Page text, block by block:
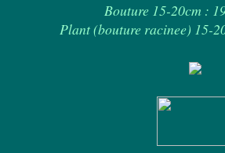
Bouture 15-20cm :
Plant (bouture racinee) 15-